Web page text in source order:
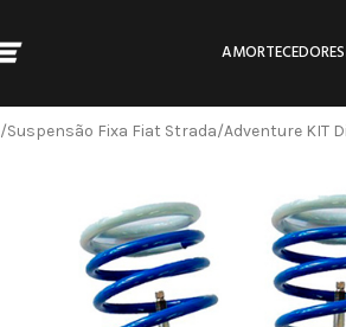
AMORTECEDORES
Suspensão Fixa Fiat Strada/Adventure KIT